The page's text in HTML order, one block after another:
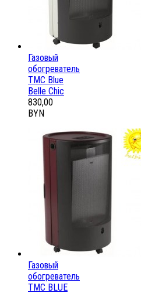
Газовый
обогреватель
ТМС Blue
Belle Chic
830,00
BYN
Газовый
обогреватель
ТМС BLUE